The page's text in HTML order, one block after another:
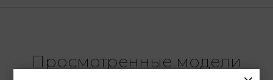
Просмотренные модели